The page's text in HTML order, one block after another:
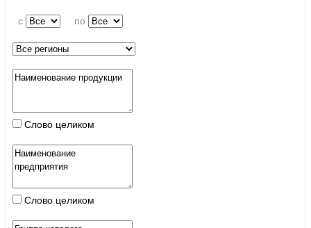
c по
Слово целиком
Слово целиком